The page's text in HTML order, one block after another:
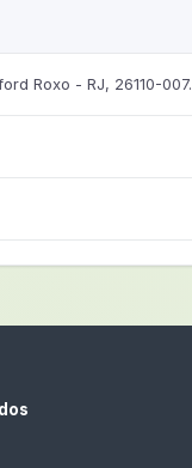
Roxo - RJ, 26110-007.